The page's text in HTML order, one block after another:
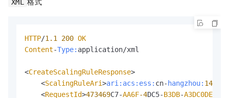
XML
HTTP/1.1 200 OK
Content-Type: application/xml
<CreateScalingRuleResponse>
    <
ScalingRuleAri>ari: acs: ess: cn- hangzhou:
    <
RequestId>473469C7-AA6F-4DC5-B3DB-A3DC0DE3